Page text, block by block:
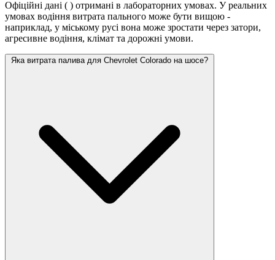
Офіційні дані ( ) отримані в лабораторних умовах. У реальних
умовах водіння витрата пального може бути вищою -
наприклад, у міському русі вона може зростати через затори,
агресивне водіння, клімат та дорожні умови.
Яка витрата палива для Chevrolet Colorado на шосе?